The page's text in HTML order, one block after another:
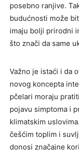
posebno ranjive.
budućnosti može
imaju bolji prirodni
što znači da same
Važno je istaći i da
novog koncepta
pčelari moraju
pojavu simptoma i
klimatskim
češćim toplim i
donosi značajne